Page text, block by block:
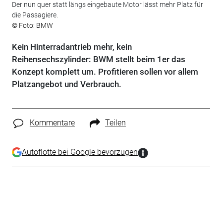
Der nun quer statt längs eingebaute Motor lässt mehr Platz für
die Passagiere.
© Foto: BMW
Kein Hinterradantrieb mehr, kein
Reihensechszylinder: BWM stellt beim 1er das
Konzept komplett um. Profitieren sollen vor allem
Platzangebot und Verbrauch.
Kommentare Teilen
Autoflotte bei Google bevorzugen